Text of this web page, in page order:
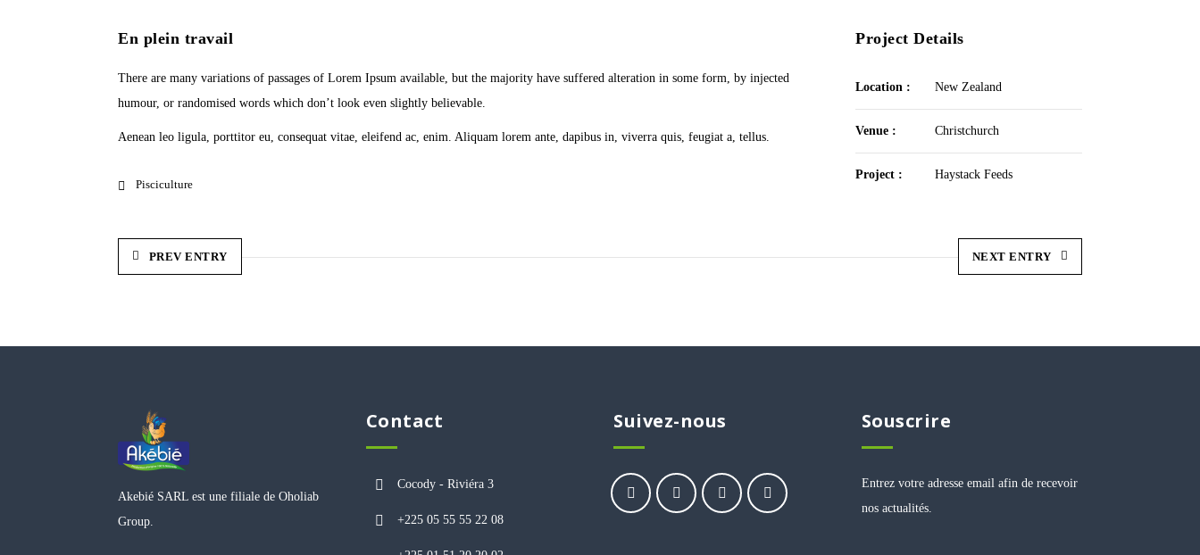
En plein travail
There are many variations of passages of Lorem Ipsum available, but the majority have suffered alteration in some form, by injected
humour, or randomised words which don’t look even slightly believable.
Aenean leo ligula, porttitor eu, consequat vitae, eleifend ac, enim. Aliquam lorem ante, dapibus in, viverra quis, feugiat a, tellus.
Pisciculture
Project Details
Location : New Zealand
Venue : Christchurch
Project : Haystack Feeds
PREV ENTRY NEXT ENTRY
Akebié SARL est une filiale de Oholiab
Group.
Contact
Cocody - Riviéra 3
+225 05 55 55 22 08
Suivez-nous Souscrire
Entrez votre adresse email afin de recevoir
nos actualités.